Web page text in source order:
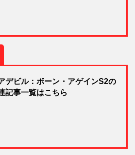
デビル：ボーン・アゲインS2の
記事一覧はこちら